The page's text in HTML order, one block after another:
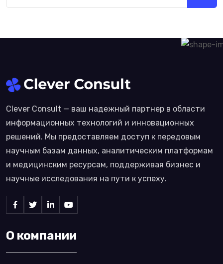
Clever Consult — ваш надежный партнер в области
информационных технологий и инновационных
решений. Мы предоставляем доступ к передовым
научным базам данных, аналитическим платформам
и медицинским ресурсам, поддерживая бизнес и
научные исследования на пути к успеху.
О компании